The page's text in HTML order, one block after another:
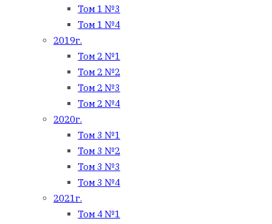
Том 1 №3
Том 1 №4
2019г.
Том 2 №1
Том 2 №2
Том 2 №3
Том 2 №4
2020г.
Том 3 №1
Том 3 №2
Том 3 №3
Том 3 №4
2021г.
Том 4 №1